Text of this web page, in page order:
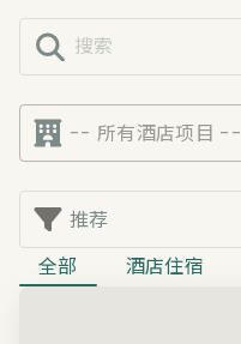
-- 所有酒店项目 --
推荐
全部
酒店住宿